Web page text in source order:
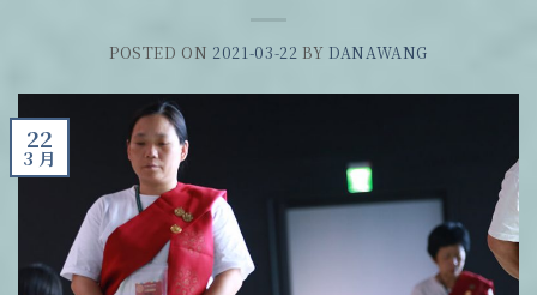
POSTED ON 2021-03-22 BYDANAWANG
22
3 月